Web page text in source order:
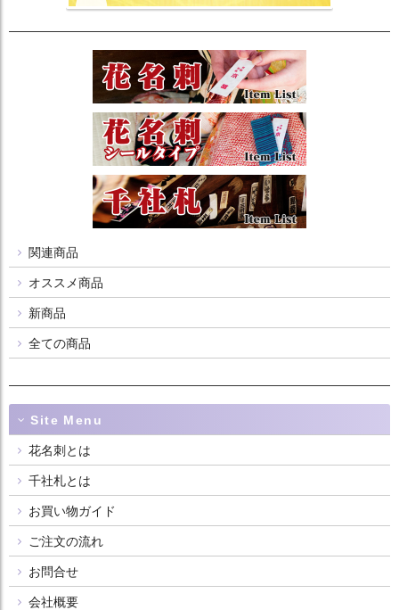
関連商品
オススメ商品
新商品
全ての商品
Site Menu
花名刺とは
千社札とは
お買い物ガイド
ご注文の流れ
お問合せ
会社概要